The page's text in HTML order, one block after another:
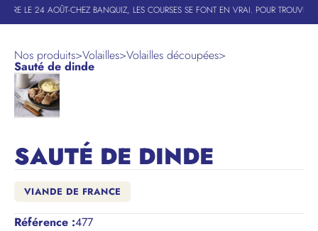
LE 24 AOÛT-CHEZ BANQUIZ, LES COURSES SE FONT EN VRAI. POUR TROUVER
Nos produits>Volailles>Volailles découpées>
Sauté de dinde
SAUTÉ DE DINDE
VIANDE DE FRANCE
Référence :477